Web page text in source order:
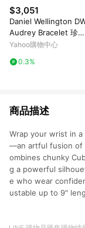
$3,051
Daniel Wellington
Audrey Bracelet 珍珠
母貝玫瑰金手鍊 -DW0
Yahoo購物中心
0.3%
商品描述
Wrap your wrist in
—an artful fusion of
ombines chunky
g a powerful
e who wear
ustable up to 9"